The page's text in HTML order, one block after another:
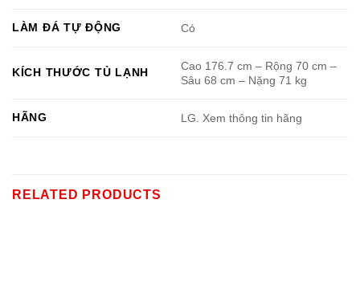
LÀM ĐÁ TỰ ĐỘNG Có
KÍCH THƯỚC TỦ LẠNH
Cao 176.7 cm – Rộng 70 cm –
Sâu 68 cm – Nặng 71 kg
HÃNG LG. Xem thông tin hãng
RELATED PRODUCTS